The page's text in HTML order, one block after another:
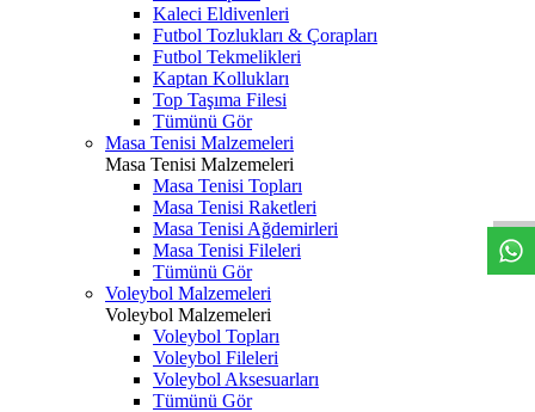
Kaleci Eldivenleri
Futbol Tozlukları & Çorapları
Futbol Tekmelikleri
Kaptan Kollukları
Top Taşıma Filesi
Tümünü Gör
Masa Tenisi Malzemeleri
Masa Tenisi Malzemeleri
Masa Tenisi Topları
Masa Tenisi Raketleri
Masa Tenisi Ağdemirleri
Masa Tenisi Fileleri
Tümünü Gör
Voleybol Malzemeleri
Voleybol Malzemeleri
Voleybol Topları
Voleybol Fileleri
Voleybol Aksesuarları
Tümünü Gör